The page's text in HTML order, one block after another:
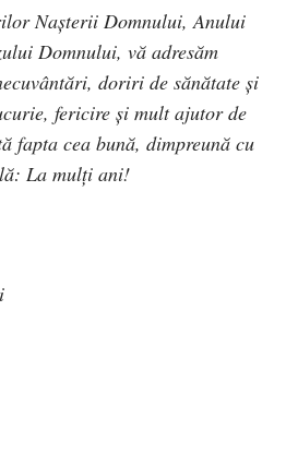
Nașterii Domnului, Anului
Domnului, vă adresăm
doriri de sănătate şi
fericire şi mult ajutor de
fapta cea bună, dimpreună cu
La mulţi ani!